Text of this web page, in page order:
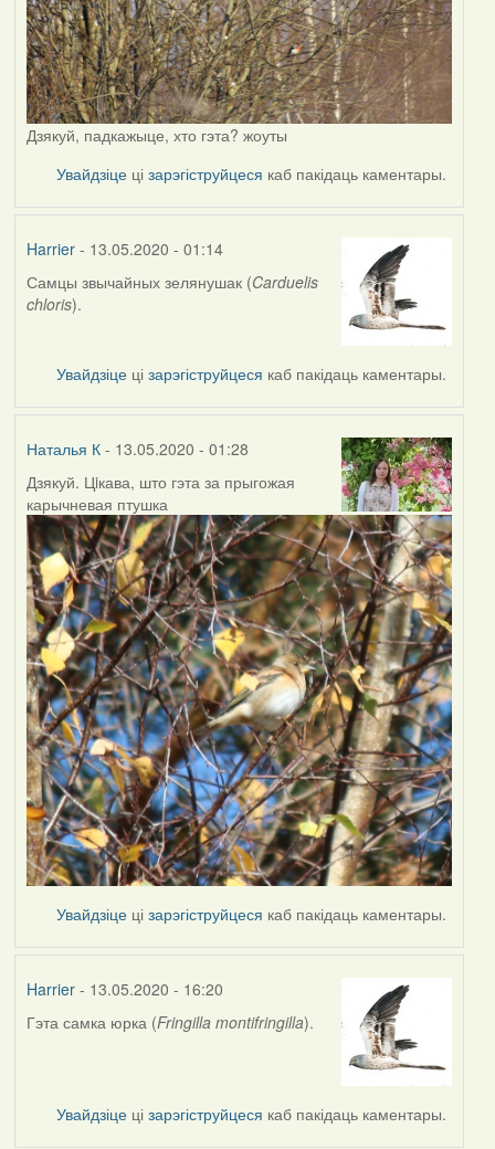
Дзякуй, падкажыце, хто гэта? жоуты
Увайдзіце цізарэгіструйцеся каб пакідаць каментары.
Harrier- 13.05.2020 - 01:14
In
reply
Наталья
К
Самцы звычайных зелянушак (Carduelis
chloris).
Увайдзіце цізарэгіструйцеся каб пакідаць каментары.
Наталья К- 13.05.2020 - 01:28
In
reply
to
by
Harrier
Дзякуй. Цiкава, што гэта за прыгожая
карычневая птушка
Увайдзіце цізарэгіструйцеся каб пакідаць каментары.
Harrier- 13.05.2020 - 16:20
In
Наталья
К
Гэта самка юрка (Fringilla montifringilla).
Увайдзіце цізарэгіструйцеся каб пакідаць каментары.